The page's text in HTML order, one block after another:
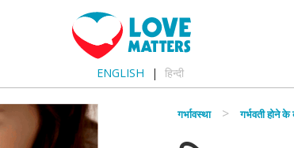
ENGLISH हिन्दी
गर्भावस्था गर्भवती होने के